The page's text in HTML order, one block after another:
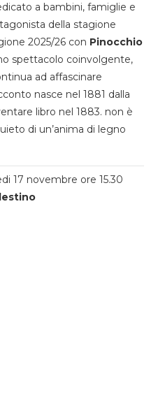
a bambini, famiglie e
della stagione
2025/26 con Pinocchio
spettacolo coinvolgente,
ad affascinare
nasce nel 1881 dalla
libro nel 1883. non è
di un’anima di legno
17 novembre ore 15.30